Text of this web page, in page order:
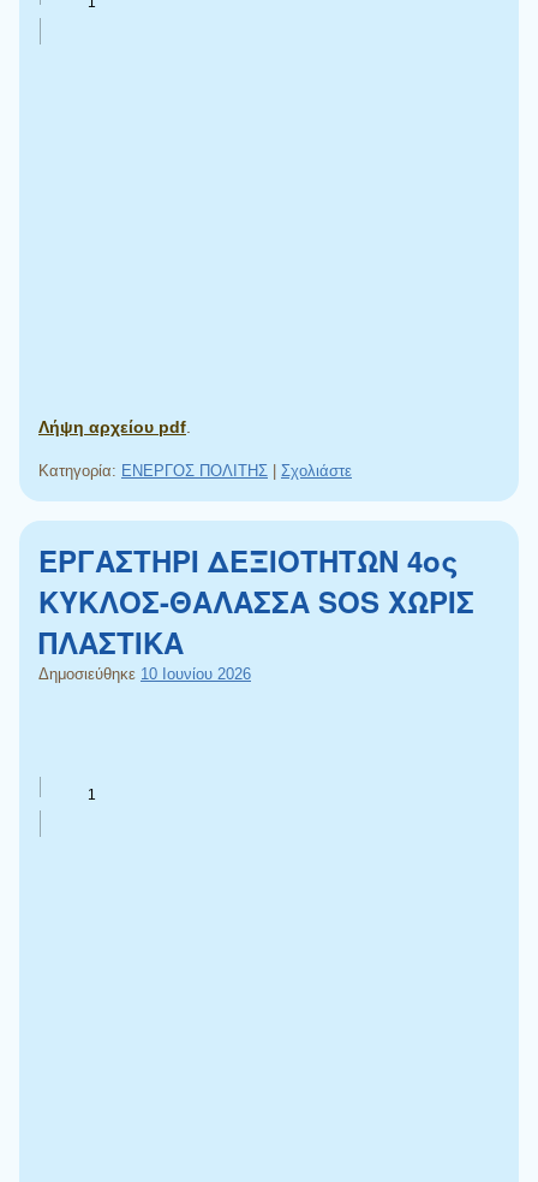
Λήψη αρχείου pdf
Κατηγορία: ΕΝΕΡΓΟΣ ΠΟΛΙΤΗΣ Σχολιάστε
ΕΡΓΑΣΤΗΡΙ ΔΕΞΙΟΤΗΤΩΝ 4ος
ΚΥΚΛΟΣ-ΘΑΛΑΣΣΑ SOS ΧΩΡΙΣ
ΠΛΑΣΤΙΚΑ
Δημοσιεύθηκε 10 Ιουνίου 2026